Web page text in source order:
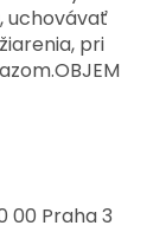
uchovávať
pri
OBJEM
00 Praha 3